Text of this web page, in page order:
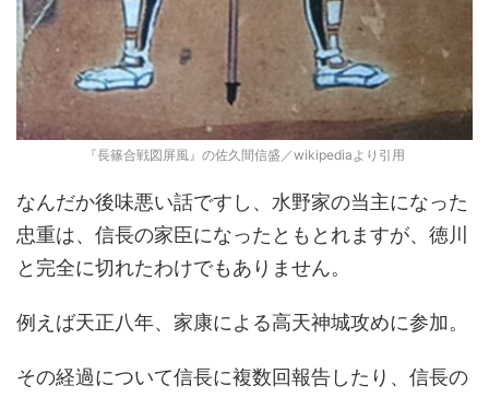
『長篠合戦図屏風』の佐久間信盛／wikipediaより引用
なんだか後味悪い話ですし、水野家の当主になった
忠重は、信長の家臣になったともとれますが、徳川
と完全に切れたわけでもありません。
例えば天正八年、家康による高天神城攻めに参加。
その経過について信長に複数回報告したり、信長の